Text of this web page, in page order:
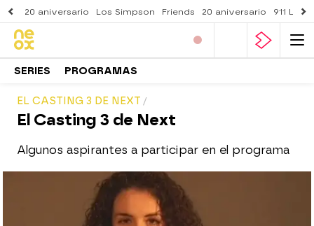
20 aniversario Los Simpson Friends 20 aniversario 911
SERIES PROGRAMAS
EL CASTING 3 DE NEXT
El Casting 3 de Next
Algunos aspirantes a participar en el programa